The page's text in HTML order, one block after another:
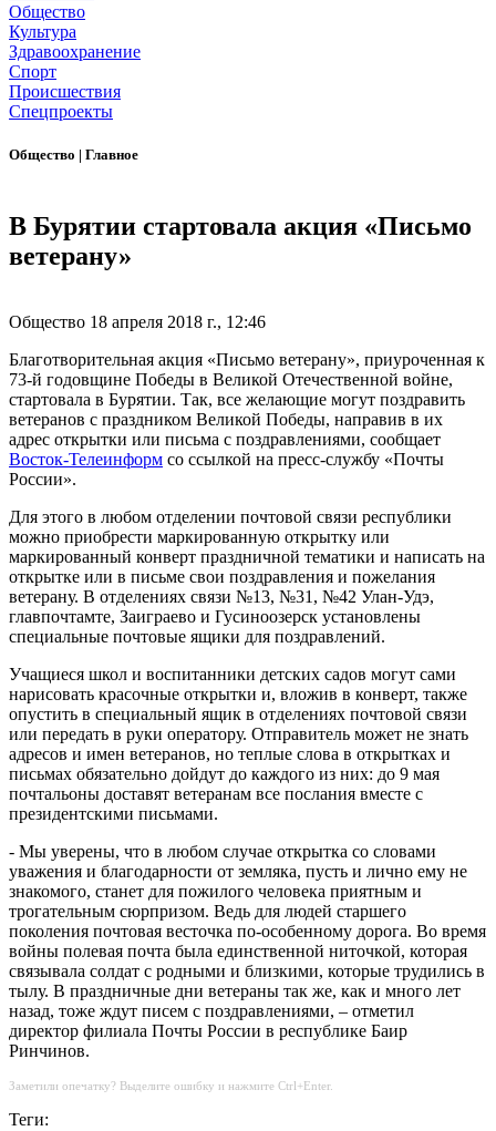
Общество
Культура
Здравоохранение
Спорт
Происшествия
Спецпроекты
Общество | Главное
В Бурятии стартовала акция «Письмо
ветерану»
Общество 18 апреля 2018 г., 12:46
Благотворительная акция «Письмо ветерану», приуроченная к
73-й годовщине Победы в Великой Отечественной войне,
стартовала в Бурятии. Так, все желающие могут поздравить
ветеранов с праздником Великой Победы, направив в их
адрес открытки или письма с поздравлениями, сообщает
Восток-Телеинформ со ссылкой на пресс-службу «Почты
России».
Для этого в любом отделении почтовой связи республики
можно приобрести маркированную открытку или
маркированный конверт праздничной тематики и написать на
открытке или в письме свои поздравления и пожелания
ветерану. В отделениях связи №13, №31, №42 Улан-Удэ,
главпочтамте, Заиграево и Гусиноозерск установлены
специальные почтовые ящики для поздравлений.
Учащиеся школ и воспитанники детских садов могут сами
нарисовать красочные открытки и, вложив в конверт, также
опустить в специальный ящик в отделениях почтовой связи
или передать в руки оператору. Отправитель может не знать
адресов и имен ветеранов, но теплые слова в открытках и
письмах обязательно дойдут до каждого из них: до 9 мая
почтальоны доставят ветеранам все послания вместе с
президентскими письмами.
- Мы уверены, что в любом случае открытка со словами
уважения и благодарности от земляка, пусть и лично ему не
знакомого, станет для пожилого человека приятным и
трогательным сюрпризом. Ведь для людей старшего
поколения почтовая весточка по-особенному дорога. Во время
войны полевая почта была единственной ниточкой, которая
связывала солдат с родными и близкими, которые трудились в
тылу. В праздничные дни ветераны так же, как и много лет
назад, тоже ждут писем с поздравлениями, – отметил
директор филиала Почты России в республике Баир
Ринчинов.
Заметили опечатку? Выделите ошибку и нажмите Ctrl+Enter.
Теги: